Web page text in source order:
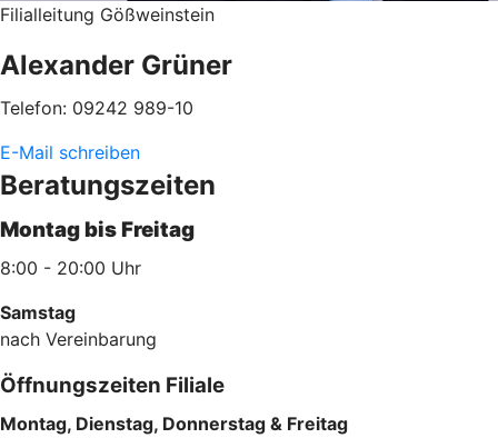
Filialleitung Gößweinstein
Alexander Grüner
Telefon: 09242 989-10
E-Mail schreiben
Beratungszeiten
Montag bis Freitag
8:00 - 20:00 Uhr
Samstag
nach Vereinbarung
Öffnungszeiten Filiale
Montag, Dienstag, Donnerstag & Freitag